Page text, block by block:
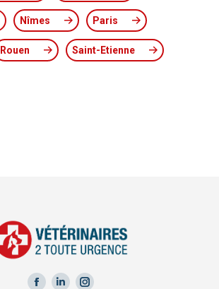
Nîmes Paris
Rouen Saint-Etienne